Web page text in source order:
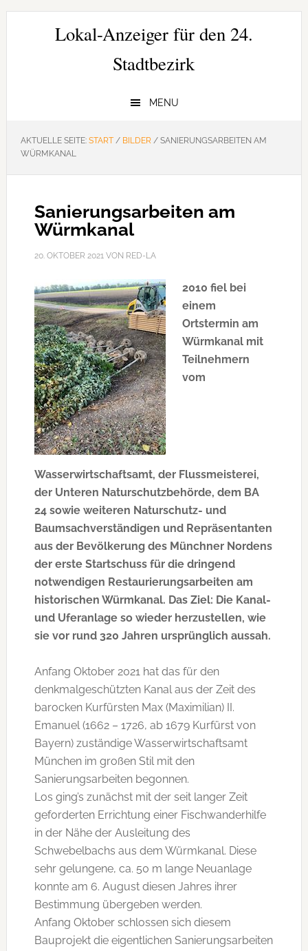
Zur
Hauptnavigation
Zum
Zur
SeitenspalteLokal-Anzeiger für den 24.
Stadtbezirk
MENU
AKTUELLE SEITE: START / BILDER /SANIERUNGSARBEITEN AM
WÜRMKANAL
Sanierungsarbeiten am
Würmkanal
20. OKTOBER 2021VON RED-LA
2010 fiel bei
einem
Ortstermin am
Würmkanal mit
Teilnehmern
vom
Wasserwirtschaftsamt, der Flussmeisterei,
der Unteren Naturschutzbehörde, dem BA
24 sowie weiteren Naturschutz- und
Baumsachverständigen und Repräsentanten
aus der Bevölkerung des Münchner Nordens
der erste Startschuss für die dringend
notwendigen Restaurierungsarbeiten am
historischen Würmkanal. Das Ziel: Die Kanal-
und Uferanlage so wieder herzustellen, wie
sie vor rund 320 Jahren ursprünglich aussah.
Anfang Oktober 2021 hat das für den
denkmalgeschützten Kanal aus der Zeit des
barocken Kurfürsten Max (Maximilian) II.
Emanuel (1662 – 1726, ab 1679 Kurfürst von
Bayern) zuständige Wasserwirtschaftsamt
München im großen Stil mit den
Sanierungsarbeiten begonnen.
Los ging’s zunächst mit der seit langer Zeit
geforderten Errichtung einer Fischwanderhilfe
in der Nähe der Ausleitung des
Schwebelbachs aus dem Würmkanal. Diese
sehr gelungene, ca. 50 m lange Neuanlage
konnte am 6. August diesen Jahres ihrer
Bestimmung übergeben werden.
Anfang Oktober schlossen sich diesem
Bauprojekt die eigentlichen Sanierungsarbeiten